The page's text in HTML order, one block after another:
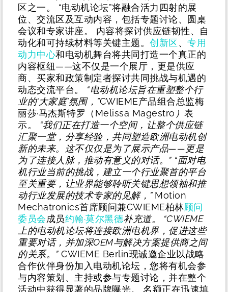
区之一。
“电动机论坛”将融合活力四射的展
位、交流区及互动内容，包括专题讨论、圆桌
会议和专家讲座。 内容将探讨供应链韧性、自
动化和可持续材料等关键主题。 创新区、 专用
动力中心和电动机舞台将共同打造一个真正的
内容枢纽——这不仅是一个展厅，更是供应
商、买家和政策制定者探讨共同挑战与机遇的
动态交流平台。
“电动机论坛旨在重塑整个行
业的‘大家庭’氛围，”CWIEME产品组合总监梅
丽莎·马杰斯特罗（Melissa Magestro ） 表
示。
“我们正在打造一个空间，让整个供应链
汇聚一堂，分享经验，共同塑造欧洲电动机创
新的未来。这不仅仅是为了展示产品——更是
为了连接人脉，推动有意义的对话。” “面对电
机行业当前的挑战，建立一个行业聚首的平台
至关重要，让业界能够聆听关键思想领袖和推
动行业发展的技术专家的见解，” Motion
Mechatronics首席顾问兼CWIEME柏林顾问
委员会成员约翰·莫尔黑德补充道。
“CWIEME
上的电动机论坛将连接欧洲电机界，促进这些
重要对话，并加深OEM与解决方案提供商之间
的关系。” CWIEME Berlin现诚邀企业以战略
合作伙伴身份加入电动机论坛，您将有机会参
与内容策划、主持或参与专题讨论，并在整个
活动中获得显著的品牌曝光。 名额正在迅速填